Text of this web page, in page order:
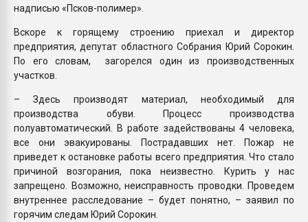
надписью «Псков-полимер».
Вскоре к горящему строению приехал и директор
предприятия, депутат областного Собрания Юрий Сорокин.
По его словам, загорелся один из производственных
участков.
– Здесь производят материал, необходимый для
производства обуви. Процесс производства
полуавтоматический. В работе задействованы 4 человека,
все они эвакуированы. Пострадавших нет. Пожар не
приведет к остановке работы всего предприятия. Что стало
причиной возгорания, пока неизвестно. Курить у нас
запрещено. Возможно, неисправность проводки. Проведем
внутреннее расследование – будет понятно, – заявил по
горячим следам Юрий Сорокин.